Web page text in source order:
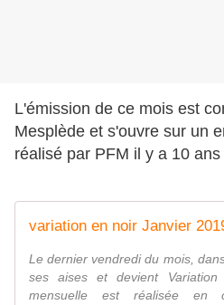
L'émission de ce mois est
Mesplède et s'ouvre sur un
réalisé par PFM il y a 10 ans
variation en noir Janvier
Le dernier vendredi du mois,
ses aises et devient
mensuelle est réalisée en